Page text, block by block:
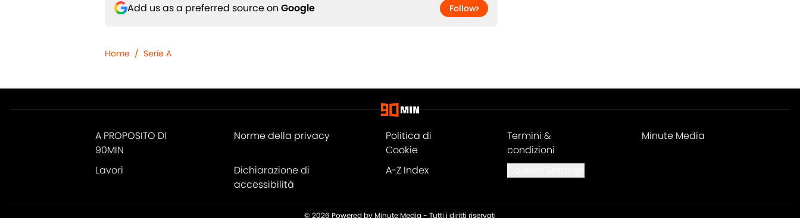
Add us as a preferred source on Google Follow
Home / Serie A
A PROPOSITO DI
90MIN
Norme della privacy
Politica di
Cookie
Termini &
condizioni
Minute Media
Lavori
Dichiarazione di
accessibilità
A-Z Index
© 2026 Powered by Minute Media- Tutti i diritti riservati